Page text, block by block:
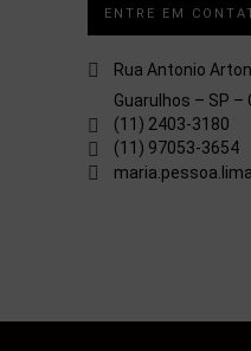
ENTRE EM
Rua Antonio
Guarulhos – SP –
(11) 2403-3180
(11) 97053-3654